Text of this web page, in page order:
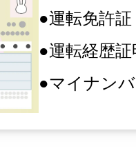
●運転免許証
●運転経歴証
●マイナン